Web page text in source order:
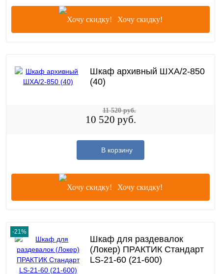
Хочу скидку!
Шкаф архивный ШХА/2-850
(40)
10 520 руб.
11 520 руб.
В корзину
Хочу скидку!
-21%
Шкаф для раздевалок
(Локер) ПРАКТИК Стандарт
LS-21-60 (21-600)